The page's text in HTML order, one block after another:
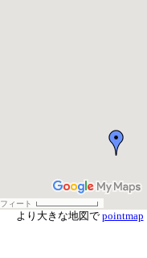
より大きな地図で pointmap